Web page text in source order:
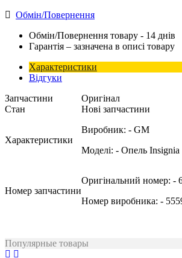
Обмін/Повернення
Обмін/Повернення товару - 14 днів
Гарантія – зазначена в описі товару
Характеристики
Відгуки
Запчастини
Оригінал
Стан
Нові запчастини
Характеристики
Виробник: - GM
Моделі: - Опель Insignia
Номер запчастини
Оригінальний номер: -
Номер виробника: -
Популярные товары